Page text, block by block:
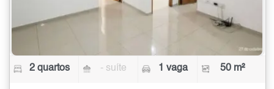
2 quartos - suíte 1 vaga 50 m²